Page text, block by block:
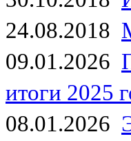
24.08.2018
09.01.2026
итоги 2025
08.01.2026